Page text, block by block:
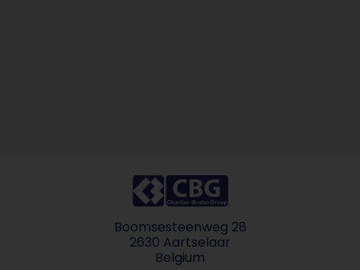
Boomsesteenweg 28
2630 Aartselaar
Belgium